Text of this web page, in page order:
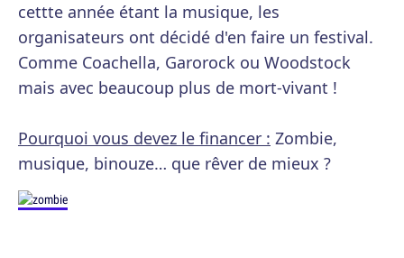
cettte année étant la musique, les
organisateurs ont décidé d'en faire un festival.
Comme Coachella, Garorock ou Woodstock
mais avec beaucoup plus de mort-vivant !
Pourquoi vous devez le financer : Zombie,
musique, binouze… que rêver de mieux ?